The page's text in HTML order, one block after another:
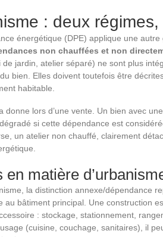
: deux
énergétique (DPE) applique une
non chauffées et non
jardin, atelier séparé) ne sont plus
bien. Elles doivent toutefois être
habitable.
donne lors d’une vente. Un bien avec
si cette dépendance est
un atelier non chauffé, clairement
en matière
la distinction annexe/dépendance
au bâtiment principal. Une construction
: stockage, stationnement,
(cuisine, couchage, sanitaires), il